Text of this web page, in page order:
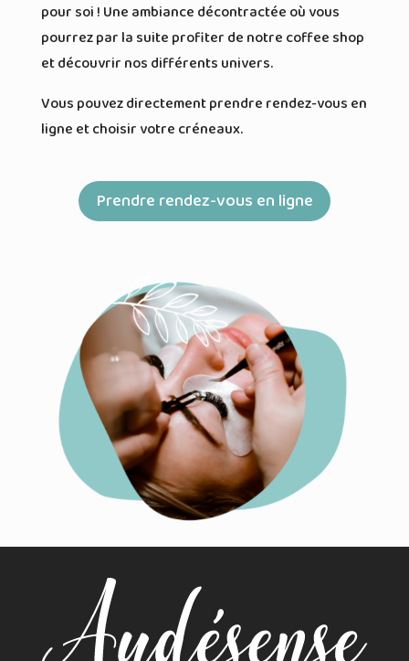
pour soi ! Une ambiance décontractée où vous
pourrez par la suite profiter de notre coffee shop
et découvrir nos différents univers.
Vous pouvez directement prendre rendez-vous en
ligne et choisir votre créneaux.
Prendre rendez-vous en ligne